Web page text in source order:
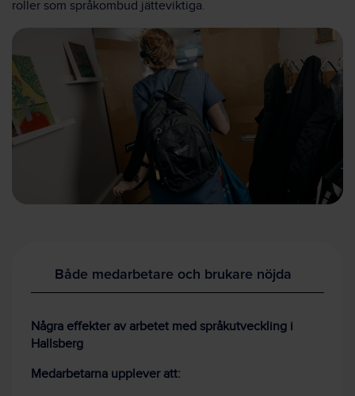
roller som språkombud jätteviktiga.
Både medarbetare och brukare nöjda
Några effekter av arbetet med språkutveckling i
Hallsberg
Medarbetarna upplever att: